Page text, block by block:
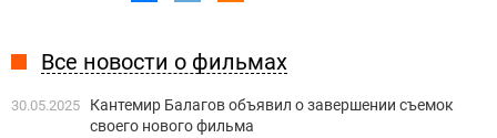
Все новости о фильмах
30.05.2025
Кантемир Балагов объявил о завершении съемок
своего нового фильма